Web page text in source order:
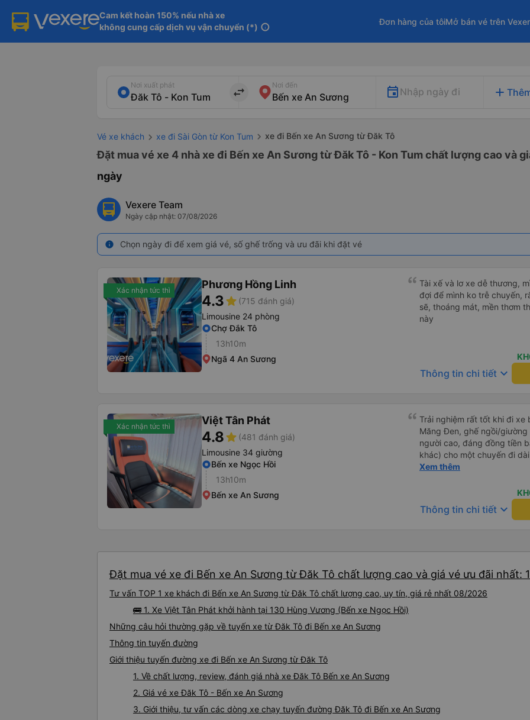
Cam kết hoàn 150% nếu nhà xe
không cung cấp dịch vụ vận chuyển (*) info
Đơn hàng của tôiMở bán vé trên
Nơi xuất phát
import_export
Nơi đến
Nhập ngày đi add
Vé xe khách xe đi Sài Gòn từ Kon Tum xe đi Bến xe An Sương từ Đăk Tô
Đặt mua vé xe 4 nhà xe đi Bến xe An Sương từ Đăk Tô - Kon Tum chất lượng cao và
ngày
Vexere Team
Ngày cập nhật: 07/08/2026
info Chọn ngày đi để xem giá vé, số ghế trống và ưu đãi khi đặt vé
Xác nhận tức thì Phương Hồng Linh
4.3star (715 đánh giá)
Limousine 24 phòng
Chợ Đắk Tô
13h10m
Ngã 4 An Sương
Tài xế và lơ xe dễ thương,
đợi để mình ko trễ chuyến,
sẽ, thoáng mát, mền thơm
này
Thông tin chi tiết keyboard_arrow_down
Xác nhận tức thì Việt Tân Phát
4.8star (481 đánh giá)
Limousine 34 giường
Bến xe Ngọc Hồi
13h10m
Bến xe An Sương
Trải nghiệm rất tốt khi đi xe
Măng Đen, ghế ngồi/
người cao, đáng đồng tiền
khác) cho một chuyến đi
dụng lại sau.
Xem thêm
Thông tin chi tiết keyboard_arrow_down
Đặt mua vé xe đi Bến xe An Sương từ Đăk Tô chất lượng cao và giá vé ưu đãi nhất:
Tư vấn TOP 1 xe khách đi Bến xe An Sương từ Đăk Tô chất lượng cao, uy tín, giá rẻ nhất 08/2026
🚌 1. Xe Việt Tân Phát khởi hành tại 130 Hùng Vương (Bến xe Ngọc Hồi)
Những câu hỏi thường gặp về tuyến xe từ Đăk Tô đi Bến xe An Sương
Thông tin tuyến đường
Giới thiệu tuyến đường xe đi Bến xe An Sương từ Đăk Tô
1. Về chất lượng, review, đánh giá nhà xe Đăk Tô Bến xe An Sương
2. Giá vé xe Đăk Tô - Bến xe An Sương
3. Giới thiệu, tư vấn các dòng xe chạy tuyến đường Đăk Tô đi Bến xe An Sương